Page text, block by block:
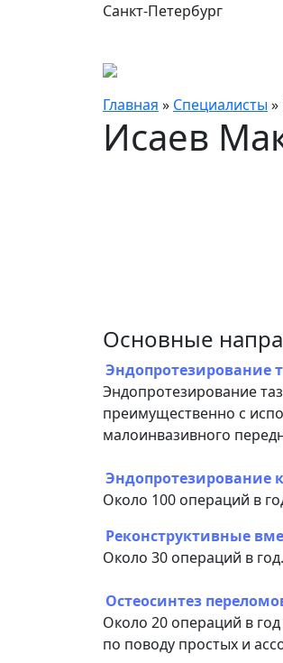
Санкт-Петербург
Главная » Специалисты »
Исаев
Основные
Эндопротезирование
Эндопротезирование
преимущественно с
малоинвазивного
Эндопротезирование
Около 100 операций в
Реконструктивные
Около 30 операций в год.
Остеосинтез
Около 20 операций в
по поводу простых и